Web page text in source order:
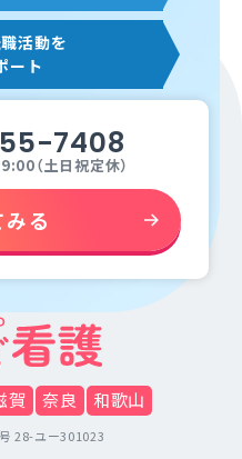
活動を
ート
7408
（土日祝定休）
る
賀 奈良 和歌山
28-ユー301023